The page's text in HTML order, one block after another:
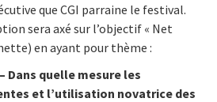
que CGI parraine le festival.
sera axé sur l’objectif « Net
en ayant pour thème :
Dans quelle mesure les
et l’utilisation novatrice des